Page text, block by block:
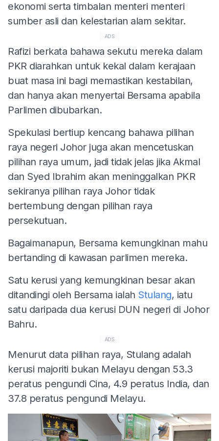
ekonomi serta timbalan menteri menteri
sumber asli dan kelestarian alam sekitar.
ADS
Rafizi berkata bahawa sekutu mereka dalam
PKR diarahkan untuk kekal dalam kerajaan
buat masa ini bagi memastikan kestabilan,
dan hanya akan menyertai Bersama apabila
Parlimen dibubarkan.
Spekulasi bertiup kencang bahawa pilihan
raya negeri Johor juga akan mencetuskan
pilihan raya umum, jadi tidak jelas jika Akmal
dan Syed Ibrahim akan meninggalkan PKR
sekiranya pilihan raya Johor tidak
bertembung dengan pilihan raya
persekutuan.
Bagaimanapun, Bersama kemungkinan mahu
bertanding di kawasan parlimen mereka.
Satu kerusi yang kemungkinan besar akan
ditandingi oleh Bersama ialah Stulang, iatu
satu daripada dua kerusi DUN negeri di Johor
Bahru.
ADS
Menurut data pilihan raya, Stulang adalah
kerusi majoriti bukan Melayu dengan 53.3
peratus pengundi Cina, 4.9 peratus India, dan
37.8 peratus pengundi Melayu.